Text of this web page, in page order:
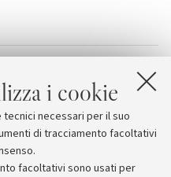
i cookie
necessari per il suo
di tracciamento facoltativi
facoltativi sono usati per
[1.0 MB]
Dickens